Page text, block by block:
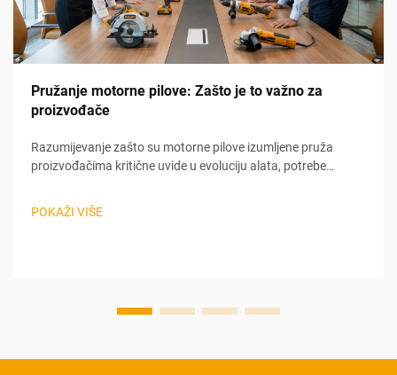
Pružanje motorne pilove: Zašto je to važno za
proizvođače
Razumijevanje zašto su motorne pilove izumljene pruža
proizvođačima kritične uvide u evoluciju alata, potrebe
relevantne u današnjoj industriji električnih alata. Nečekivani
POKAŽI VIŠE